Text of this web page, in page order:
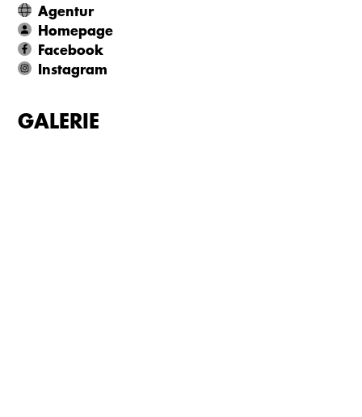
Agentur
Homepage
Facebook
Instagram
GALERIE